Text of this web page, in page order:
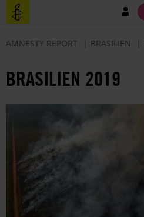
Direkt
zum
Benutzermenü
AMNESTY REPORT BRASILIEN
BRASILIEN 2019